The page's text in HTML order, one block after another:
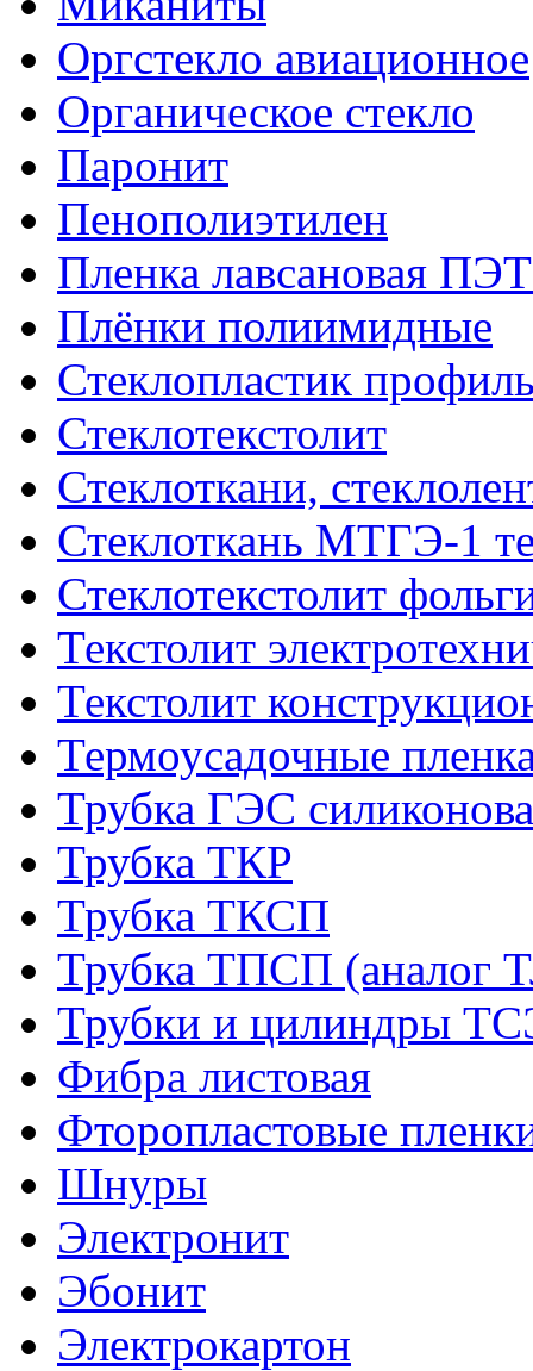
Оргстекло авиационное
Органическое стекло
Паронит
Пенополиэтилен
Пленка лавсановая
Плёнки полиимидные
Стеклопластик
Стеклотекстолит
Стеклоткани,
Стеклоткань МТГЭ-1
Стеклотекстолит
Текстолит
Текстолит
Термоусадочные
Трубка ГЭС
Трубка ТКР
Трубка ТКСП
Трубка ТПСП (аналог
Трубки и цилиндры
Фибра листовая
Фторопластовые
Шнуры
Электронит
Эбонит
Электрокартон